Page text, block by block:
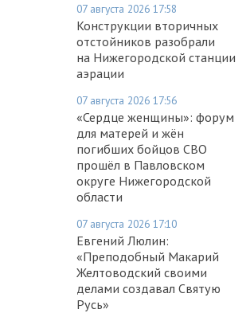
07 августа 2026 17:58
Конструкции вторичных
отстойников разобрали
на Нижегородской станции
аэрации
07 августа 2026 17:56
«Сердце женщины»: форум
для матерей и жён
погибших бойцов СВО
прошёл в Павловском
округе Нижегородской
области
07 августа 2026 17:10
Евгений Люлин:
«Преподобный Макарий
Желтоводский своими
делами создавал Святую
Русь»